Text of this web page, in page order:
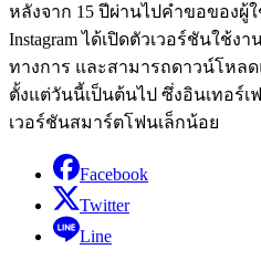
หลังจาก 15 ปีผ่านไปคำขอของผู้ใ
Instagram ได้เปิดตัวเวอร์ชันใช้ง
ทางการ และสามารถดาวน์โหล
ตั้งแต่วันนี้เป็นต้นไป ซึ่งอินเทอร์
เวอร์ชันสมาร์ตโฟนเล็กน้อย
Facebook
Twitter
Line